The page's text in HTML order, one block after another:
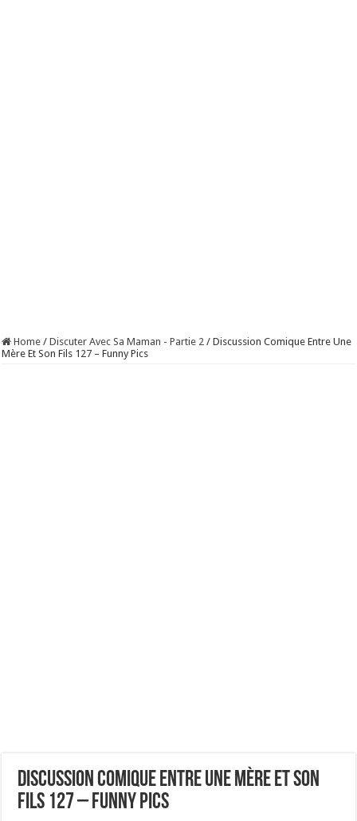
Home / Discuter Avec Sa Maman - Partie 2 / Discussion Comique Entre Une
Mère Et Son Fils 127 – Funny Pics
Discussion Comique Entre Une Mère Et Son
Fils 127 – Funny Pics